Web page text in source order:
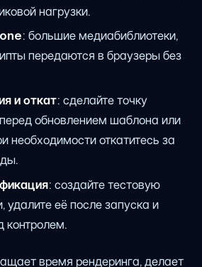
нагрузки.
: большие медиабиблиотеки,
передаются в браузеры без
и откат: сделайте точку
обновлением шаблона или
необходимости откатитесь за
: создайте тестовую
удалите её после запуска и
контролем.
время рендеринга, делает